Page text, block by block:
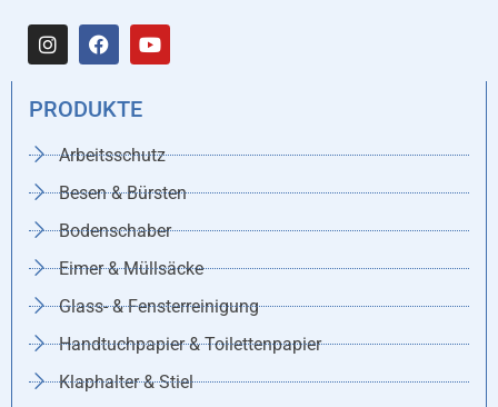
PRODUKTE
Arbeitsschutz
Besen & Bürsten
Bodenschaber
Eimer & Müllsäcke
Glass- & Fensterreinigung
Handtuchpapier & Toilettenpapier
Klaphalter & Stiel